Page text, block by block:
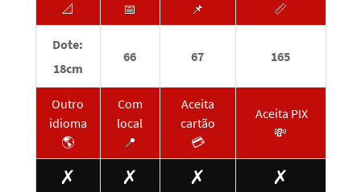
📐
📅
📌
📏
Dote:
18cm
66 67 165
Outro
idioma
🌎
Com
local
📍
Aceita
cartão
💳
Aceita PIX
💸
✗ ✗ ✗ ✗